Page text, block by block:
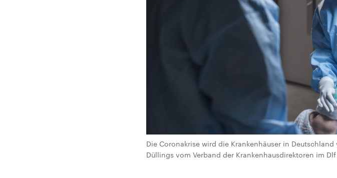
Die Coronakrise wird die Krankenhäuser in
Düllings vom Verband der Krankenhausdirektoren im